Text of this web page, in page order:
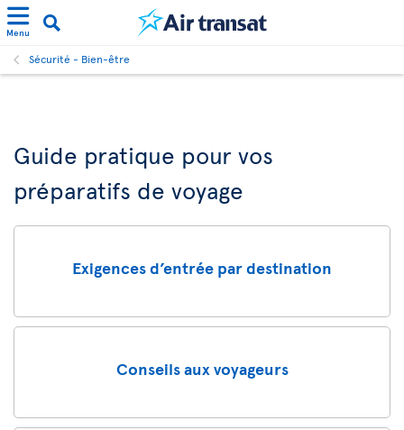
Menu
Sécurité - Bien-être
Guide pratique pour vos
préparatifs de voyage
Exigences d’entrée par destination
Conseils aux voyageurs